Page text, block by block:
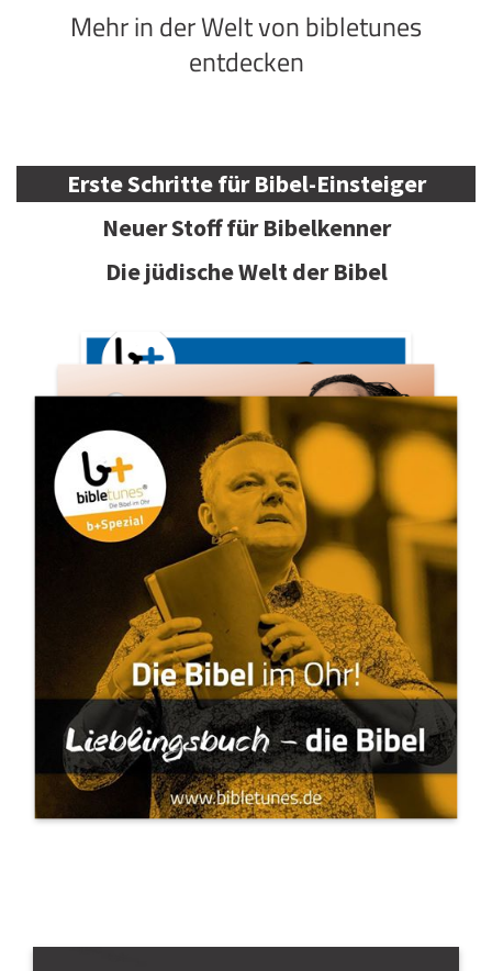
Mehr in der Welt von bibletunes
entdecken
Erste Schritte für Bibel-Einsteiger
Neuer Stoff für Bibelkenner
Die jüdische Welt der Bibel